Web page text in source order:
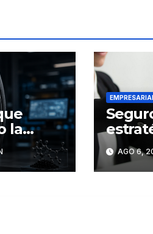
la
y
la
AGO 6,